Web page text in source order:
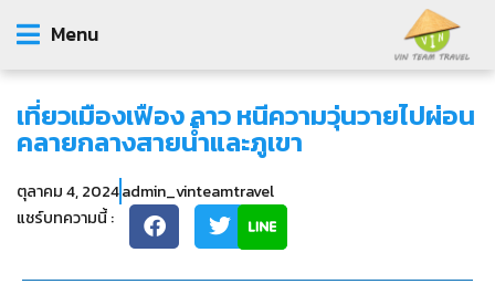
Menu
เที่ยวเมืองเฟือง ลาว หนีความวุ่นวายไปผ่อน
คลายกลางสายน้ำและภูเขา
ตุลาคม 4, 2024admin_vinteamtravel
แชร์บทความนี้ :